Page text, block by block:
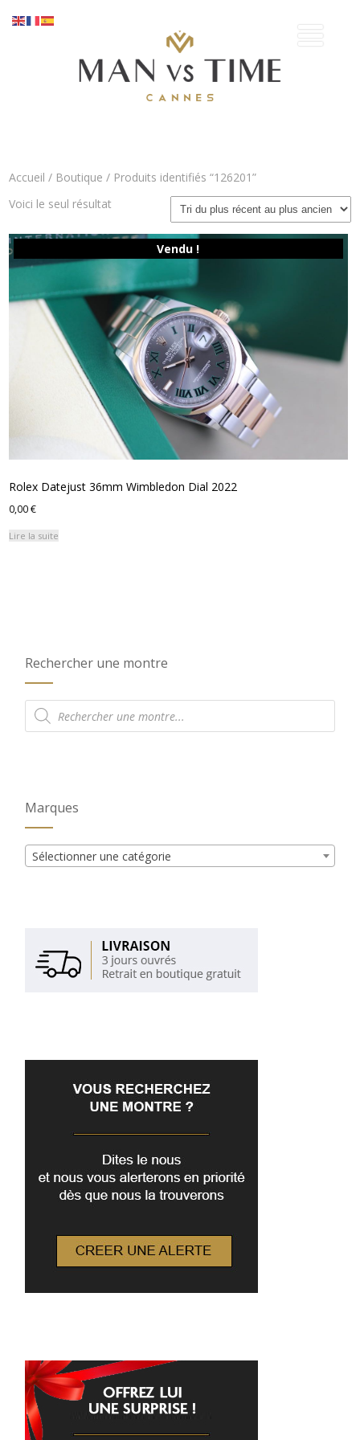
Accueil / Boutique / Produits identifiés “126201”
Voici le seul résultat
Vendu !
Rolex Datejust 36mm Wimbledon Dial 2022
0,00€
Lire la suite
Rechercher une montre
Recherche
de
produits
Marques
Sélectionner une catégorie